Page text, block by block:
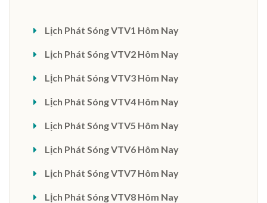
Lịch Phát Sóng VTV1 Hôm Nay
Lịch Phát Sóng VTV2 Hôm Nay
Lịch Phát Sóng VTV3 Hôm Nay
Lịch Phát Sóng VTV4 Hôm Nay
Lịch Phát Sóng VTV5 Hôm Nay
Lịch Phát Sóng VTV6 Hôm Nay
Lịch Phát Sóng VTV7 Hôm Nay
Lịch Phát Sóng VTV8 Hôm Nay